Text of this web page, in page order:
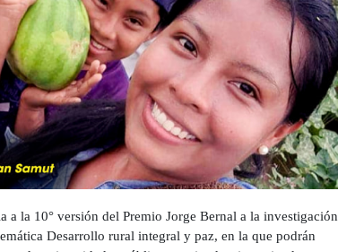
la 10° versión del Premio Jorge Bernal a la investigación
Desarrollo rural integral y paz, en la que podrán